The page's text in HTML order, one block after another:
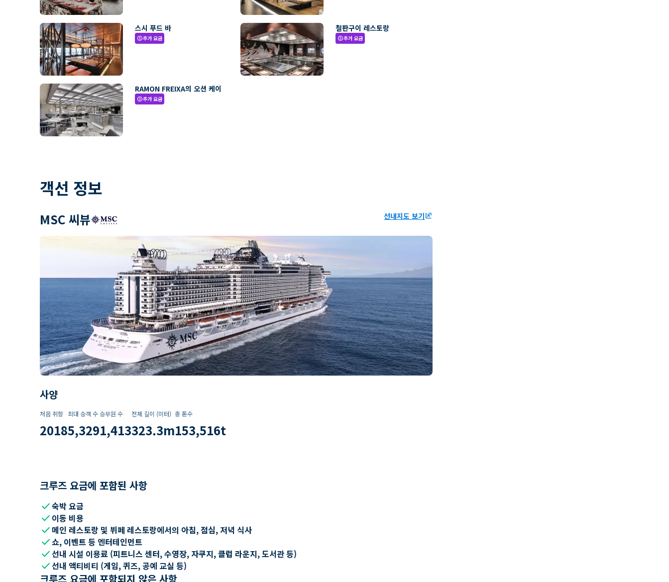
스시 푸드 바
paid추가 요금
철판구이 레스토랑
paid추가 요금
RAMON FREIXA의 오션 케이
paid추가 요금
객선 정보
MSC 씨뷰 선내지도 보기ungroup
사양
처음 취항
2018
최대 승객 수
5,329
승무원 수
1,413
전체 길이 (미터)
323.3m
총 톤수
153,516t
크루즈 요금에 포함된 사항
check숙박 요금
check 이동 비용
check 메인 레스토랑 및 뷔페 레스토랑에서의 아침, 점심, 저녁 식사
check쇼, 이벤트 등 엔터테인먼트
check선내 시설 이용료 (피트니스 센터, 수영장, 자쿠지, 클럽 라운지, 도서관 등)
check선내 액티비티 (게임, 퀴즈, 공예 교실 등)
크루즈 요금에 포함되지 않은 사항